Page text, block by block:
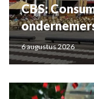
CBS:
6 augustus 2026